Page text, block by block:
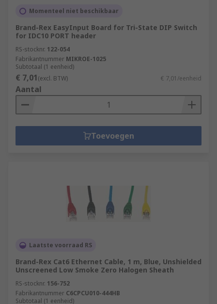
Momenteel niet beschikbaar
Brand-Rex EasyInput Board for Tri-State DIP Switch
for IDC10 PORT header
RS-stocknr. 122-054
Fabrikantnummer MIKROE-1025
Subtotaal (1 eenheid)
€ 7,01(excl. BTW) € 7,01/eenheid
Aantal
Toevoegen
Laatste voorraad RS
Brand-Rex Cat6 Ethernet Cable, 1 m, Blue, Unshielded
Unscreened Low Smoke Zero Halogen Sheath
RS-stocknr. 156-752
Fabrikantnummer C6CPCU010-444HB
Subtotaal (1 eenheid)